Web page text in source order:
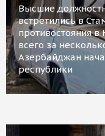
Высшие
встретились в
противостояния
всего за
Азербайджан
республики